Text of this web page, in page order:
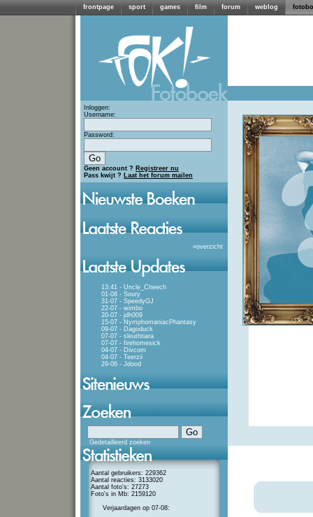
frontpage sport games film forum weblog
Inloggen:
Username:
Password:
Geen account ? Registreer nu
Pass kwijt ? Laat het forum mailen
»overzicht
13:41 - Uncle_Cheech
01-08 - Soury
31-07 - SpeedyGJ
22-07 - wimbo
20-07 - jdh009
15-07 - NymphomaniacPhantasy
09-07 - Dagoduck
07-07 - sleuthtiara
07-07 - firehomesick
04-07 - Divcom
04-07 - Teerzii
29-06 - Jdood
Gedetailleerd zoeken
Aantal gebruikers: 229362
Aantal reacties: 3133020
Aantal foto's: 27273
Foto's in Mb: 2159120
Verjaardagen op 07-08: